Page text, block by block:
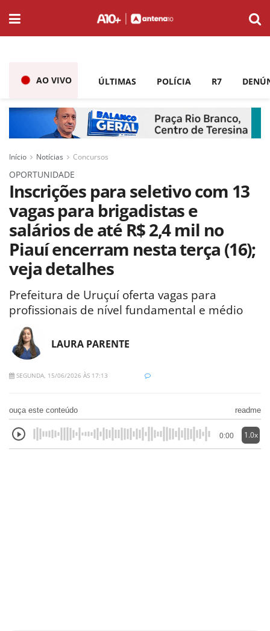
AO VIVO ÚLTIMAS POLÍCIA R7
Início Notícias Concursos
OPORTUNIDADE
Inscrições para seletivo com 13
vagas para brigadistas e
salários de até R$ 2,4 mil no
Piauí encerram nesta terça (16);
veja detalhes
Prefeitura de Uruçuí oferta vagas para
profissionais de nível fundamental e médio
LAURA PARENTE
SEGUNDA, 15/06/2026 ÀS 17:13
ouça este conteúdo readme
0:00 1.0x